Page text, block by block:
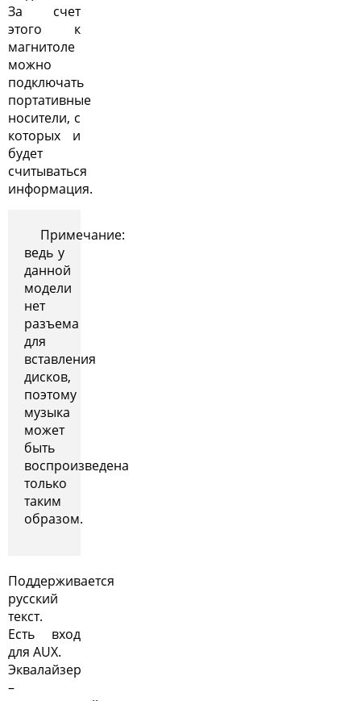
За счет
этого к
магнитоле
можно
подключать
портативные
носители, с
которых и
будет
считываться
информация.
Примечание:
ведь у
данной
модели
нет
разъема
для
вставления
дисков,
поэтому
музыка
может
быть
воспроизведена
только
таким
образом.
Поддерживается
русский
текст.
Есть вход
для AUX.
Эквалайзер
–